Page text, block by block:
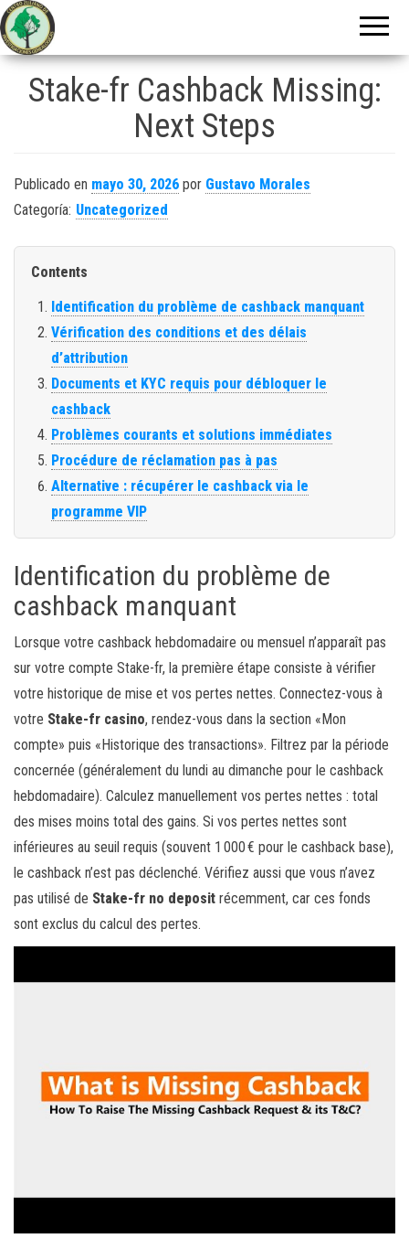
Investigaciones
Genealógicas
Stake-fr Cashback Missing:
Next Steps
Publicado en mayo 30, 2026 por Gustavo Morales
Categoría: Uncategorized
Contents
Identification du problème de cashback manquant
Vérification des conditions et des délais
d’attribution
Documents et KYC requis pour débloquer le
cashback
Problèmes courants et solutions immédiates
Procédure de réclamation pas à pas
Alternative : récupérer le cashback via le
programme VIP
Identification du problème de
cashback manquant
Lorsque votre cashback hebdomadaire ou mensuel n’apparaît pas
sur votre compte Stake-fr, la première étape consiste à vérifier
votre historique de mise et vos pertes nettes. Connectez-vous à
votre Stake-fr casino, rendez-vous dans la section «Mon
compte» puis «Historique des transactions». Filtrez par la période
concernée (généralement du lundi au dimanche pour le cashback
hebdomadaire). Calculez manuellement vos pertes nettes : total
des mises moins total des gains. Si vos pertes nettes sont
inférieures au seuil requis (souvent 1 000 € pour le cashback base),
le cashback n’est pas déclenché. Vérifiez aussi que vous n’avez
pas utilisé de Stake-fr no deposit récemment, car ces fonds
sont exclus du calcul des pertes.